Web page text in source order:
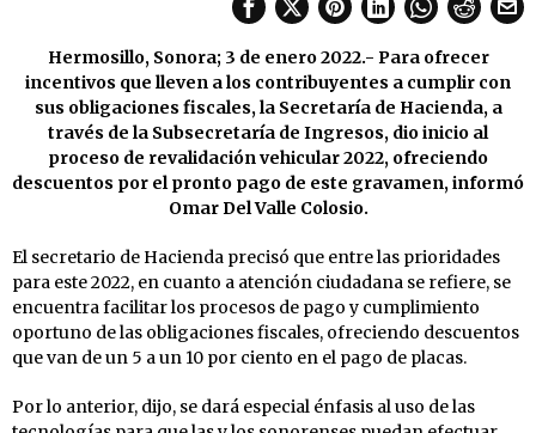
Hermosillo, Sonora; 3 de enero 2022.- Para ofrecer
incentivos que lleven a los contribuyentes a cumplir con
sus obligaciones fiscales, la Secretaría de Hacienda, a
través de la Subsecretaría de Ingresos, dio inicio al
proceso de revalidación vehicular 2022, ofreciendo
descuentos por el pronto pago de este gravamen, informó
Omar Del Valle Colosio.
El secretario de Hacienda precisó que entre las prioridades
para este 2022, en cuanto a atención ciudadana se refiere, se
encuentra facilitar los procesos de pago y cumplimiento
oportuno de las obligaciones fiscales, ofreciendo descuentos
que van de un 5 a un 10 por ciento en el pago de placas.
Por lo anterior, dijo, se dará especial énfasis al uso de las